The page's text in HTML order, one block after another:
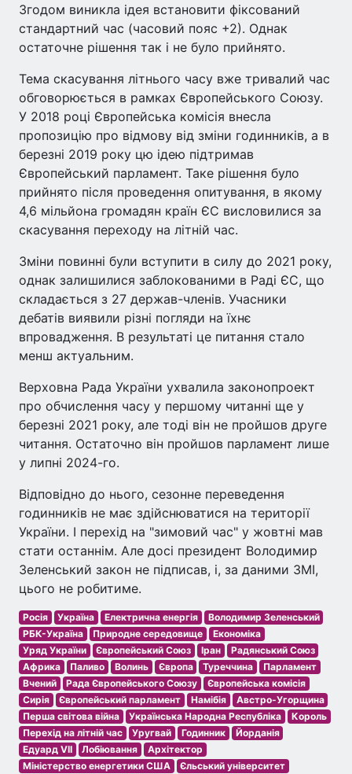
Згодом виникла ідея встановити фіксований
стандартний час (часовий пояс +2). Однак
остаточне рішення так і не було прийнято.
Тема скасування літнього часу вже тривалий час
обговорюється в рамках Європейського Союзу.
У 2018 році Європейська комісія внесла
пропозицію про відмову від зміни годинників, а в
березні 2019 року цю ідею підтримав
Європейський парламент. Таке рішення було
прийнято після проведення опитування, в якому
4,6 мільйона громадян країн ЄС висловилися за
скасування переходу на літній час.
Зміни повинні були вступити в силу до 2021 року,
однак залишилися заблокованими в Раді ЄС, що
складається з 27 держав-членів. Учасники
дебатів виявили різні погляди на їхнє
впровадження. В результаті це питання стало
менш актуальним.
Верховна Рада України ухвалила законопроект
про обчислення часу у першому читанні ще у
березні 2021 року, але тоді він не пройшов друге
читання. Остаточно він пройшов парламент лише
у липні 2024-го.
Відповідно до нього, сезонне переведення
годинників не має здійснюватися на території
України. І перехід на "зимовий час" у жовтні мав
стати останнім. Але досі президент Володимир
Зеленський закон не підписав, і, за даними ЗМІ,
цього не робитиме.
Росія Україна Електрична енергія
Володимир Зеленський
РБК-Україна
Природне середовище
Економіка
Уряд України
Європейський Союз Іран
Радянський Союз
Африка
Паливо Волинь Європа Туреччина
Парламент
Вчений
Рада Європейського Союзу
Європейська комісія
Сирія
Європейський парламент Намібія
Австро-Угорщина
Перша світова війна
Українська Народна Республіка
Король
Перехід на літній час
Уругвай Годинник
Йорданія
Едуард VII
Лобіювання
Архітектор
Міністерство енергетики США
Єльський університет